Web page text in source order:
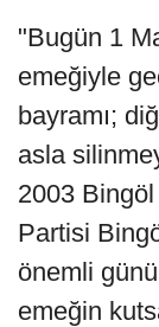
"Bugün 1
emeğiyle
bayramı;
asla
2003
Partisi
önemli
emeğin